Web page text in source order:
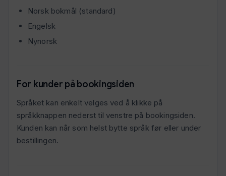
Norsk bokmål (standard)
Engelsk
Nynorsk
For kunder på bookingsiden
Språket kan enkelt velges ved å klikke på
språkknappen nederst til venstre på bookingsiden.
Kunden kan når som helst bytte språk før eller under
bestillingen.